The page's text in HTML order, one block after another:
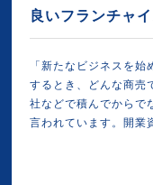
良いフランチャ
「新たなビジネスを
するとき、どんな商売
社などで積んでからで
言われています。開